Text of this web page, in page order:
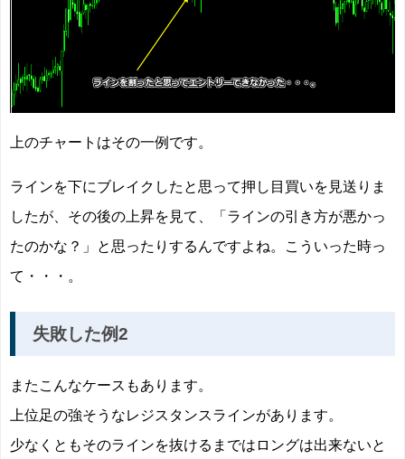
上のチャートはその一例です。
ラインを下にブレイクしたと思って押し目買いを見送りま
したが、その後の上昇を見て、「ラインの引き方が悪かっ
たのかな？」と思ったりするんですよね。こういった時っ
て・・・。
失敗した例2
またこんなケースもあります。
上位足の強そうなレジスタンスラインがあります。
少なくともそのラインを抜けるまではロングは出来ないと